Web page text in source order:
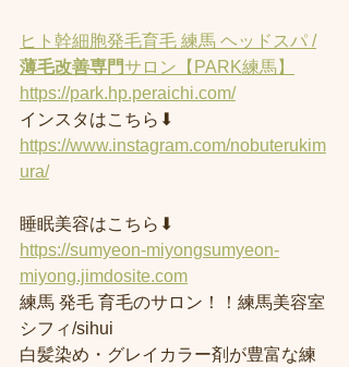
ヒト幹細胞発毛育毛 練馬 ヘッドスパ /
薄毛改善専門サロン【PARK練馬】
https://park.hp.peraichi.com/
インスタはこちら⬇︎
https://www.instagram.com/nobuterukim
ura/
睡眠美容はこちら⬇︎
https://sumyeon-miyongsumyeon-
miyong.jimdosite.com
練馬 発毛 育毛のサロン！！練馬美容室
シフィ/sihui
白髪染め・グレイカラー剤が豊富な練